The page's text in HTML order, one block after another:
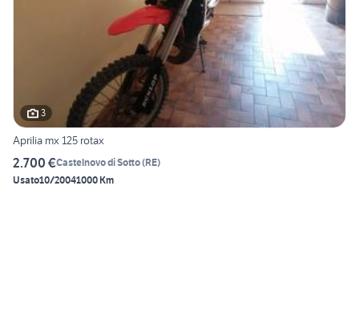
3
Aprilia mx 125 rotax
2.700 €Castelnovo di Sotto(RE)
Usato10/20041000 Km